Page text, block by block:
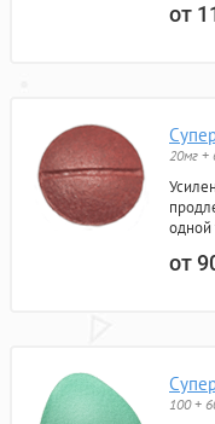
от
20мг +
одной
от
100 +